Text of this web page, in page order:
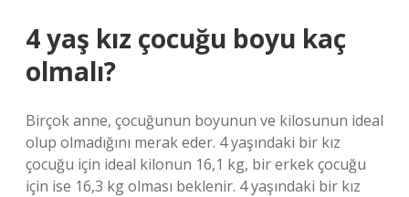
4 yaş kız çocuğu boyu kaç
olmalı?
Birçok anne, çocuğunun boyunun ve kilosunun ideal
olup olmadığını merak eder. 4 yaşındaki bir kız
çocuğu için ideal kilonun 16,1 kg, bir erkek çocuğu
için ise 16,3 kg olması beklenir. 4 yaşındaki bir kız